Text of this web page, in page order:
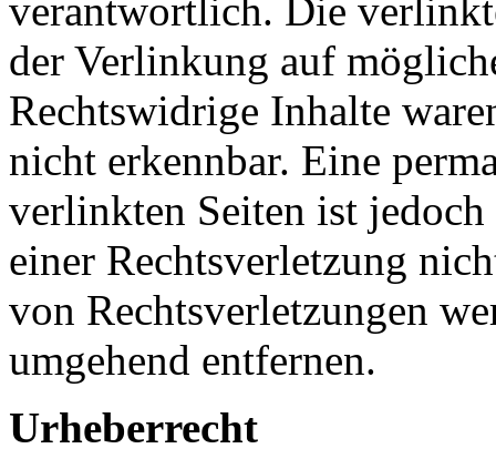
verantwortlich. Die
der Verlinkung auf
Rechtswidrige Inhalte
nicht erkennbar. Eine
verlinkten Seiten ist
einer Rechtsverletzung
von Rechtsverletzungen
umgehend entfernen.
Urheberrecht